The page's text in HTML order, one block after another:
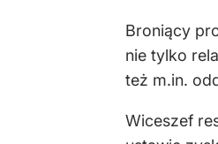
Broniący
nie tylko
też m.in.
Wiceszef